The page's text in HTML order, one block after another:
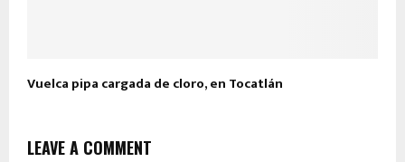
Vuelca pipa cargada de cloro, en Tocatlán
LEAVE A COMMENT